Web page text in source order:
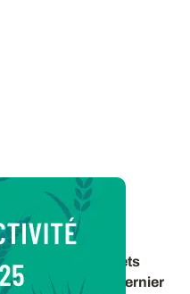
et des projets
2025 dans le dernier